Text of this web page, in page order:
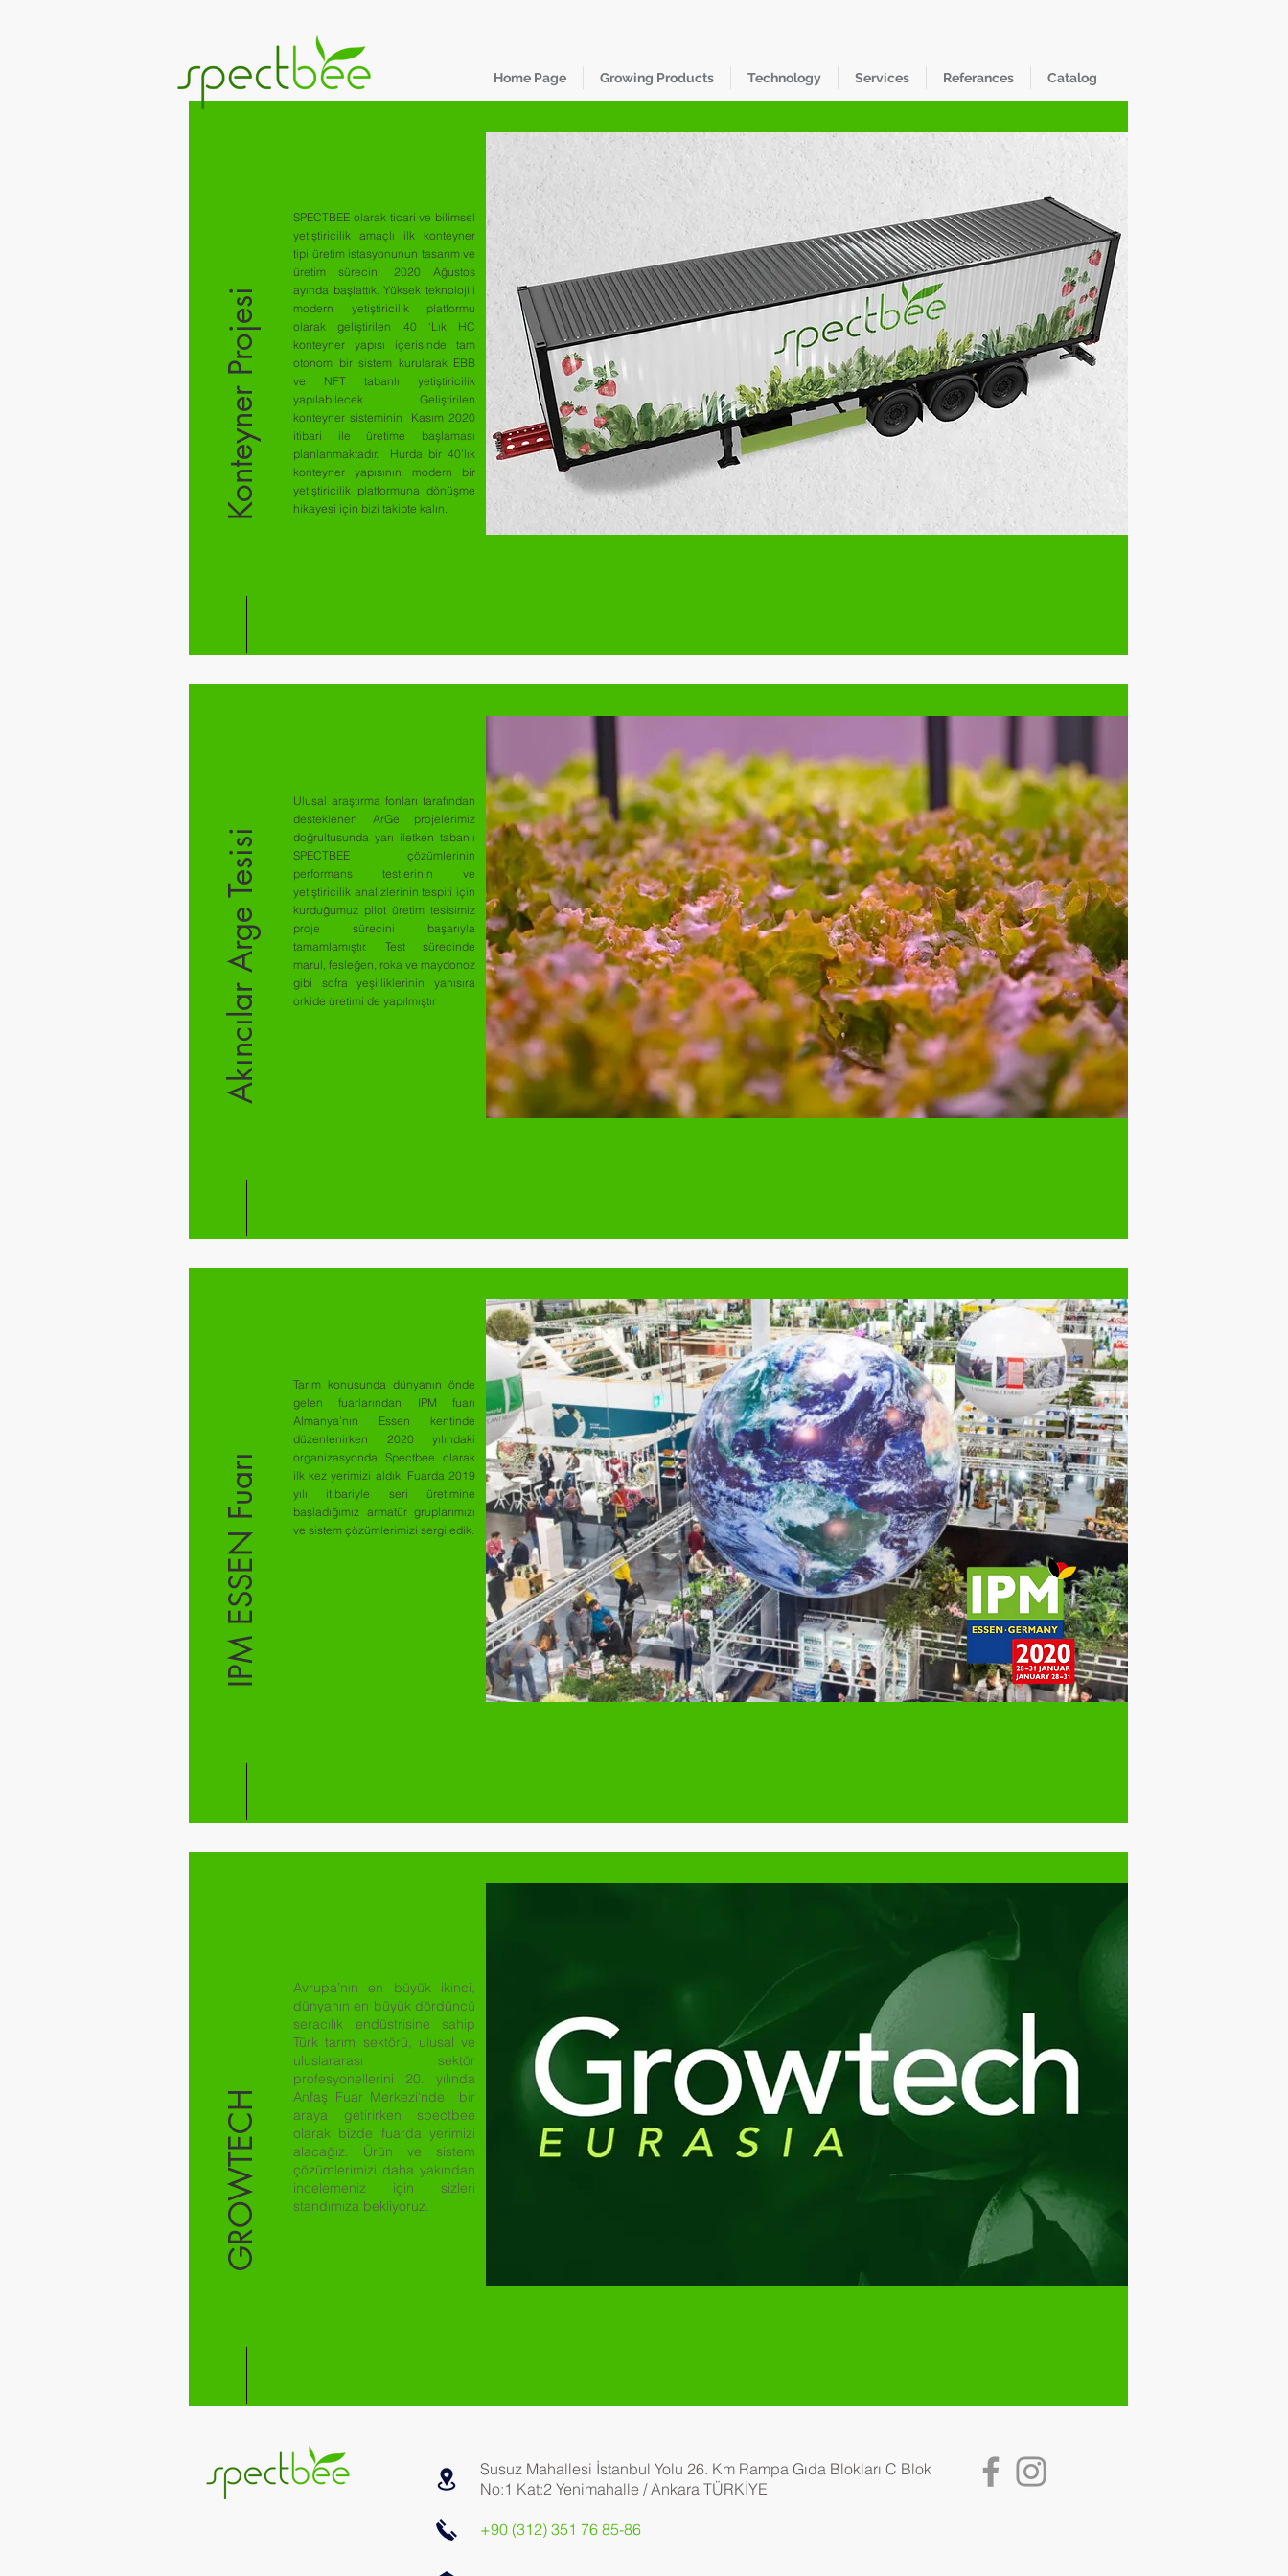
Home Page Growing Products Technology Services Referances Catalog
Konteyner Projesi
SPECTBEE olarak ticari ve bilimsel
yetiştiricilik amaçlı ilk konteyner
tipi üretim istasyonunun tasarım ve
üretim sürecini 2020 Ağustos
ayında başlattık. Yüksek teknolojili
modern yetiştiricilik platformu
olarak geliştirilen 40 ‘Lık HC
konteyner yapısı içerisinde tam
otonom bir sistem kurularak EBB
ve NFT tabanlı yetiştiricilik
yapılabilecek. Geliştirilen
konteyner sisteminin Kasım 2020
itibari ile üretime başlaması
planlanmaktadır. Hurda bir 40’lık
konteyner yapısının modern bir
yetiştiricilik platformuna dönüşme
hikayesi için bizi takipte kalın.
Akıncılar Arge Tesisi
Ulusal araştırma fonları tarafından
desteklenen ArGe projelerimiz
doğrultusunda yarı iletken tabanlı
SPECTBEE çözümlerinin
performans testlerinin ve
yetiştiricilik analizlerinin tespiti için
kurduğumuz pilot üretim tesisimiz
proje sürecini başarıyla
tamamlamıştır. Test sürecinde
marul, fesleğen, roka ve maydonoz
gibi sofra yeşilliklerinin yanısıra
orkide üretimi de yapılmıştır
IPM ESSEN Fuarı
Tarım konusunda dünyanın önde
gelen fuarlarından IPM fuarı
Almanya’nın Essen kentinde
düzenlenirken 2020 yılındaki
organizasyonda Spectbee olarak
ilk kez yerimizi aldık. Fuarda 2019
yılı itibariyle seri üretimine
başladığımız armatür gruplarımızı
ve sistem çözümlerimizi sergiledik.
GROWTECH
Avrupa’nın en büyük ikinci,
dünyanın en büyük dördüncü
seracılık endüstrisine sahip
Türk tarım sektörü, ulusal ve
uluslararası sektör
profesyonellerini 20. yılında
Anfaş Fuar Merkezi'nde bir
araya getirirken spectbee
olarak bizde fuarda yerimizi
alacağız. Ürün ve sistem
çözümlerimizi daha yakından
incelemeniz için sizleri
standımıza bekliyoruz.
Susuz Mahallesi İstanbul Yolu 26. Km Rampa Gıda Blokları C Blok
No:1 Kat:2 Yenimahalle / Ankara TÜRKİYE
+90 (312) 351 76 85-86